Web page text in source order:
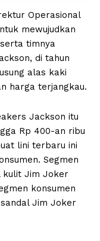
Operasional
mewujudkan
timnya
di tahun
alas kaki
harga terjangkau.
Jackson itu
Rp 400-an ribu
lini terbaru ini
Segmen
kulit Jim Joker
konsumen
Jim Joker